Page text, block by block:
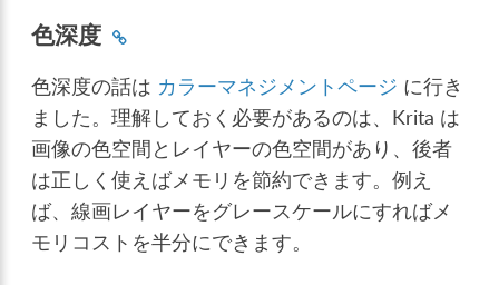
色深度
色深度の話は カラーマネジメントページ に行き
ました。理解しておく必要があるのは、Krita は
画像の色空間とレイヤーの色空間があり、後者
は正しく使えばメモリを節約できます。例え
ば、線画レイヤーをグレースケールにすればメ
モリコストを半分にできます。